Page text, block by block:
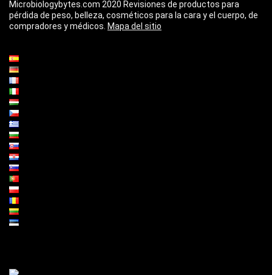
Microbiologybytes.com 2020 Revisiones de productos para
pérdida de peso, belleza, cosméticos para la cara y el cuerpo, de
compradores y médicos. Mapa del sitio